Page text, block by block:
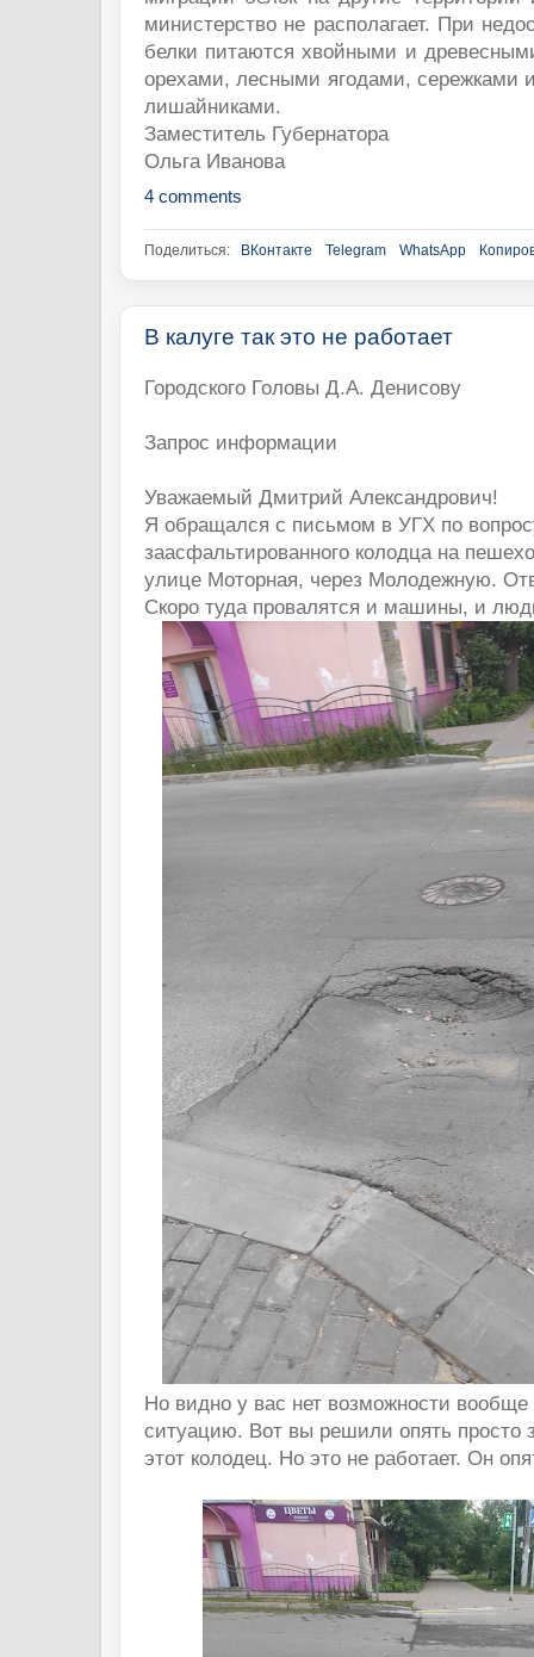
министерство не располагает. При
белки питаются хвойными и
орехами, лесными ягодами, сережками
лишайниками.
Заместитель Губернатора
Ольга Иванова
4 comments
Поделиться: ВКонтакте Telegram WhatsApp
В калуге так это не работает
Городского Головы Д.А. Денисову
Запрос информации
Уважаемый Дмитрий Александрович!
Я обращался с письмом в УГХ по
заасфальтированного колодца на
улице Моторная, через Молодежную.
Скоро туда провалятся и машины, и
Но видно у вас нет возможности вообще
ситуацию. Вот вы решили опять просто
этот колодец. Но это не работает. Он